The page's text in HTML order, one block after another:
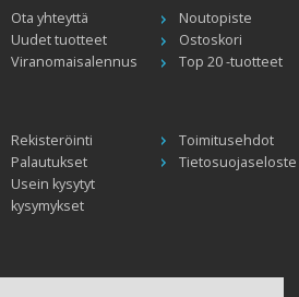
Ota yhteyttä
Noutopiste
Uudet tuotteet
Ostoskori
Viranomaisalennus Top 20 -tuotteet
Rekisteröinti
Toimitusehdot
Palautukset
Tietosuojaseloste
Usein kysytyt
kysymykset
Instagram
Twitter / X